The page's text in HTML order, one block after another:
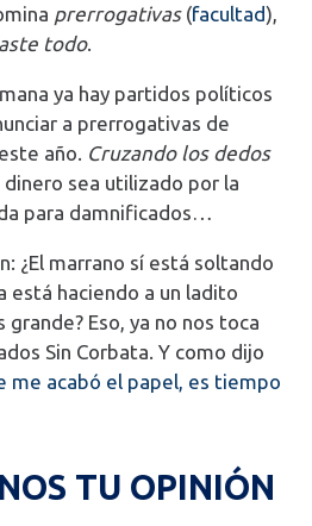
prerrogativas(facultad),
todo.
ya hay partidos políticos
a prerrogativas de
año. Cruzando los dedos
dinero sea utilizado por la
para damnificados…
¿El marrano sí está soltando
está haciendo a un ladito
Eso, ya no nos toca
Sin Corbata. Y como dijo
me acabó el papel, es tiempo
TU OPINIÓN